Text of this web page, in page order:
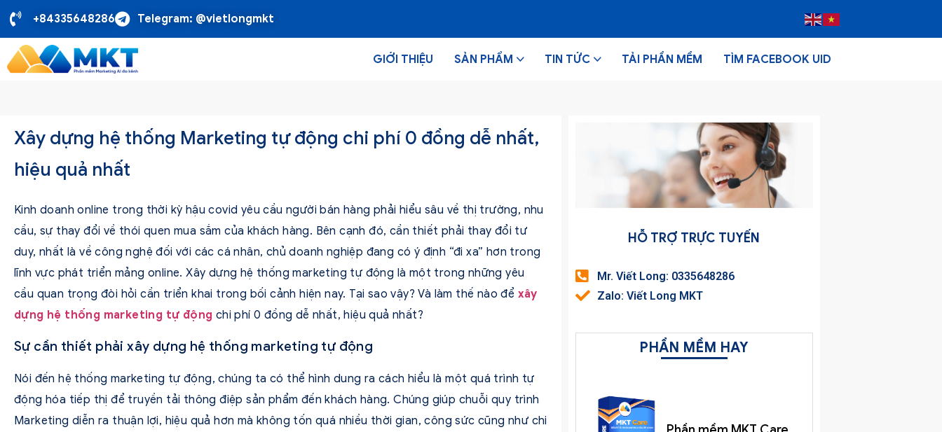
+84335648286 Telegram: @vietlongmkt
GIỚI THIỆU SẢN PHẨM TIN TỨC TẢI PHẦN MỀM TÌM FACEBOOK UID
Xây dựng hệ thống Marketing tự động chi phí 0 đồng dễ nhất,
hiệu quả nhất
Kinh doanh online trong thời kỳ hậu covid yêu cầu người bán hàng phải hiểu sâu về thị trường, nhu
cầu, sự thay đổi về thói quen mua sắm của khách hàng. Bên cạnh đó, cần thiết phải thay đổi tư
duy, nhất là về công nghệ đối với các cá nhân, chủ doanh nghiệp đang có ý định “đi xa” hơn trong
lĩnh vực phát triển mảng online. Xây dựng hệ thống marketing tự động là một trong những yêu
cầu quan trọng đòi hỏi cần triển khai trong bối cảnh hiện nay. Tại sao vậy? Và làm thế nào để xây
dựng hệ thống marketing tự động chi phí 0 đồng dễ nhất, hiệu quả nhất?
Sự cần thiết phải xây dựng hệ thống marketing tự động
Nói đến hệ thống marketing tự động, chúng ta có thể hình dung ra cách hiểu là một quá trình tự
động hóa tiếp thị để truyền tải thông điệp sản phẩm đến khách hàng. Chúng giúp chuỗi quy trình
Marketing diễn ra thuận lợi, hiệu quả hơn mà không tốn quá nhiều thời gian, công sức cũng như chi
HỖ TRỢ TRỰC TUYẾN
Mr. Viết Long: 0335648286
Zalo: Viết Long MKT
PHẦN MỀM HAY